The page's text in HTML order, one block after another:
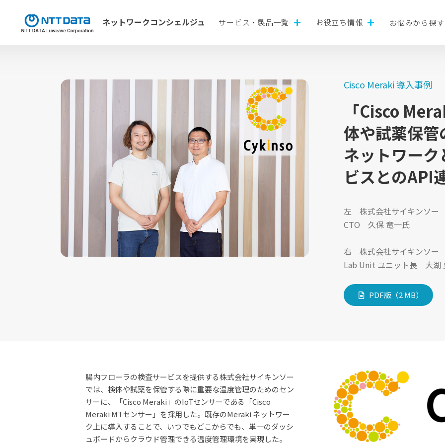
ネットワークコンシェルジュ サービス・製品一覧 お役立ち情報 お悩みから探す
Cisco Meraki 導入事例
「Cisco
体や試薬保
ネットワー
ビスとのAPI
左 株式会社サイキンソー
CTO 久保 竜一氏
右 株式会社サイキンソー
Lab Unit ユニット長 大湖
PDF版（2 MB）
腸内フローラの検査サービスを提供する株式会社サイキンソー
では、検体や試薬を保管する際に重要な温度管理のためのセン
サーに、「Cisco Meraki」のIoTセンサーである「Cisco
Meraki MTセンサー」を採用した。既存のMeraki ネットワー
ク上に導入することで、いつでもどこからでも、単一のダッシ
ュボードからクラウド管理できる温度管理環境を実現した。